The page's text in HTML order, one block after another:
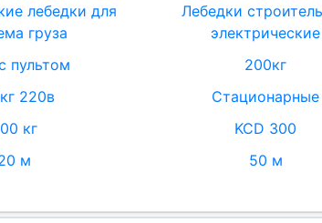
лебедки для
груза
Лебедки
электрические
пультом 200кг
220в Стационарные
кг KCD 300
м 50 м